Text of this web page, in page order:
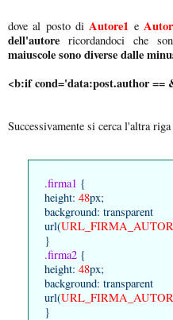
dove al posto di Autore1 e
dell'autore ricordandoci che
maiuscole sono diverse dalle
<b:if cond='data:post.author ==
Successivamente si cerca l'altra riga
.firma1 {
height: 48px;
background: transparent
url(
}
.firma2 {
height: 48px;
background: transparent
url(
}